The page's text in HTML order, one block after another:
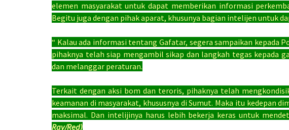
elemen masyarakat untuk dapat memberikan informasi
Begitu juga dengan pihak aparat, khusunya bagian intelijen untuk
“ Kalau ada informasi tentang Gafatar, segera sampaikan kepada
pihaknya telah siap mengambil sikap dan langkah tegas kepada
dan melanggar peraturan.
Terkait dengan aksi bom dan teroris, pihaknya telah
keamanan di masyarakat, khususnya di Sumut. Maka itu kedepan
maksimal. Dan intelijinya harus lebih bekerja keras untuk
Ray/Red)